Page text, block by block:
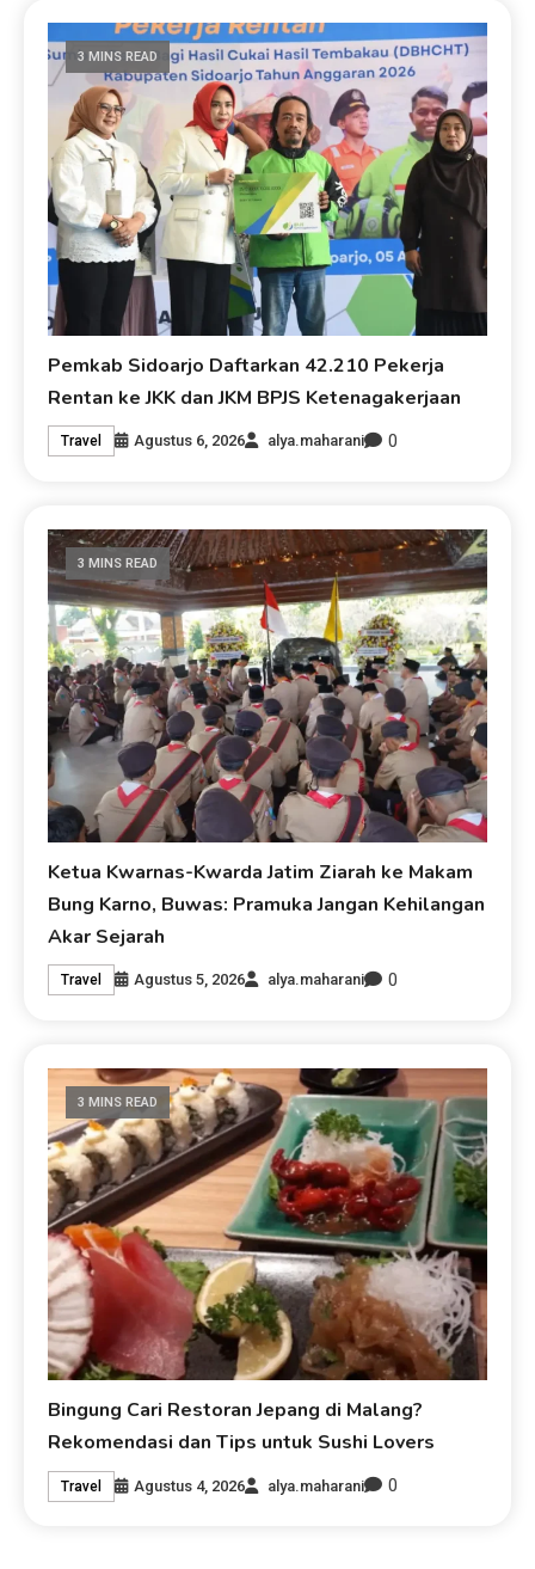
3 MINS READ
Pemkab Sidoarjo Daftarkan 42.210 Pekerja
Rentan ke JKK dan JKM BPJS Ketenagakerjaan
Travel Agustus 6, 2026 alya.maharani 0
3 MINS READ
Ketua Kwarnas-Kwarda Jatim Ziarah ke Makam
Bung Karno, Buwas: Pramuka Jangan Kehilangan
Akar Sejarah
Travel Agustus 5, 2026 alya.maharani 0
3 MINS READ
Bingung Cari Restoran Jepang di Malang?
Rekomendasi dan Tips untuk Sushi Lovers
Travel Agustus 4, 2026 alya.maharani 0